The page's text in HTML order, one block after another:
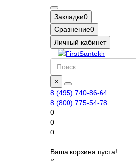
Закладки0
Сравнение0
Личный кабинет
×
8 (495) 740-86-64
8 (800) 775-54-78
0
0
0
Ваша корзина пуста!